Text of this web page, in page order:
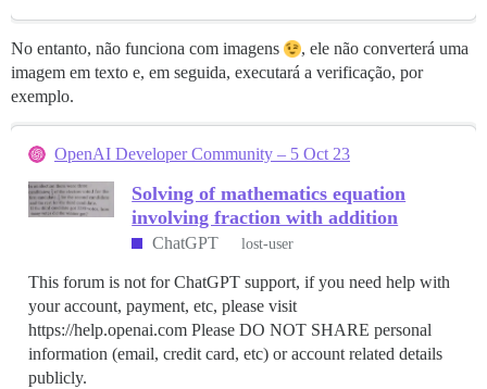
No entanto, não funciona com imagens
, ele não converterá uma
imagem em texto e, em seguida, executará a verificação, por
exemplo.
OpenAI Developer Community – 5 Oct 23
Solving of mathematics equation
involving fraction with addition
ChatGPT lost-user
This forum is not for ChatGPT support, if you need help with
your account, payment, etc, please visit
https://help.openai.com Please DO NOT SHARE personal
information (email, credit card, etc) or account related details
publicly.